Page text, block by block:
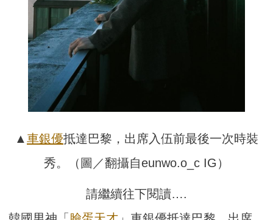
▲ 車銀優抵達巴黎，出席入伍前最後一次時裝
秀。（圖／翻攝自eunwo.o_c IG）
請繼續往下閱讀….